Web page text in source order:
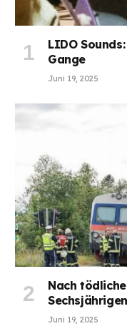
LIDO
Gange
Juni 19, 2025
Nach
Juni 19, 2025